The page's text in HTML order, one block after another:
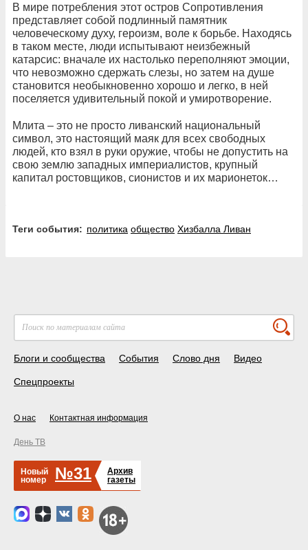
В мире потребления этот остров Сопротивления
представляет собой подлинный памятник
человеческому духу, героизм, воле к борьбе. Находясь
в таком месте, люди испытывают неизбежный
катарсис: вначале их настолько переполняют эмоции,
что невозможно сдержать слезы, но затем на душе
становится необыкновенно хорошо и легко, в ней
поселяется удивительный покой и умиротворение.
Млита – это не просто ливанский национальный
символ, это настоящий маяк для всех свободных
людей, кто взял в руки оружие, чтобы не допустить на
свою землю западных империалистов, крупный
капитал ростовщиков, сионистов и их марионеток…
Теги события: политика общество Хизбалла Ливан
Блоги и сообщества События Слово дня Видео
Спецпроекты
О нас Контактная информация
День ТВ
Новый
номер
№31
Архив
газеты